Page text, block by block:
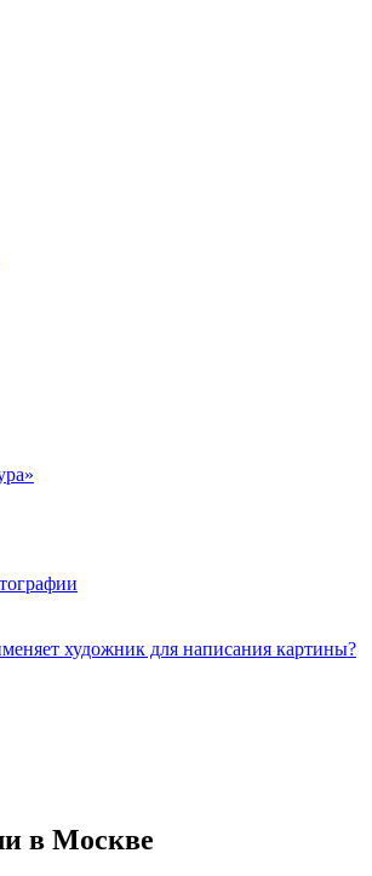
художник для написания картины?
в Москве